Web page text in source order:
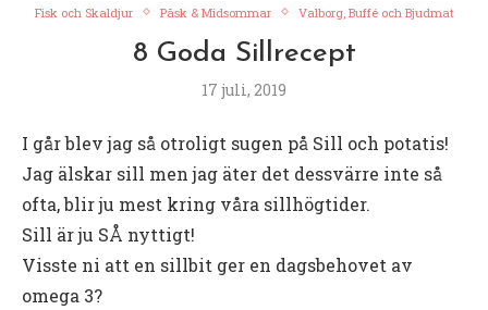
Fisk och Skaldjur Påsk & Midsommar Valborg, Buffé och Bjudmat
8 Goda Sillrecept
17 juli, 2019
I går blev jag så otroligt sugen på Sill och potatis!
Jag älskar sill men jag äter det dessvärre inte så
ofta, blir ju mest kring våra sillhögtider.
Sill är ju SÅ nyttigt!
Visste ni att en sillbit ger en dagsbehovet av
omega 3?